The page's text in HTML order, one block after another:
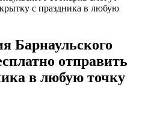
с праздника в любую
Барнаульского
отправить
в любую точку